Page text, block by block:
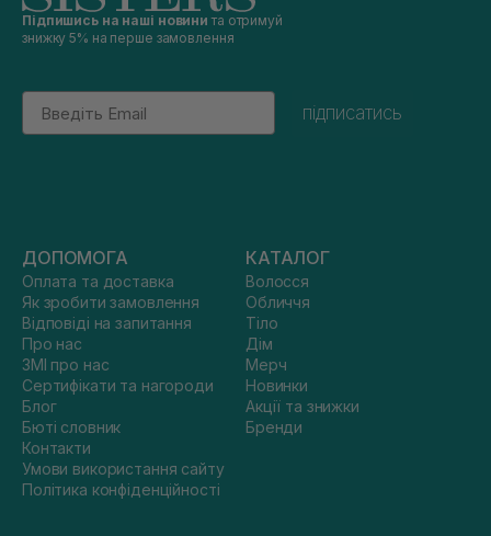
Підпишись на наші новини та отримуй
знижку 5% на перше замовлення
Email
підписатись
ДОПОМОГА
Оплата та доставка
Як зробити замовлення
Відповіді на запитання
Про нас
ЗМІ про нас
Сертифікати та нагороди
Блог
Бюті словник
Контакти
Умови використання сайту
Політика конфіденційності
КАТАЛОГ
Волосся
Обличчя
Тіло
Дім
Мерч
Новинки
Акції та знижки
Бренди